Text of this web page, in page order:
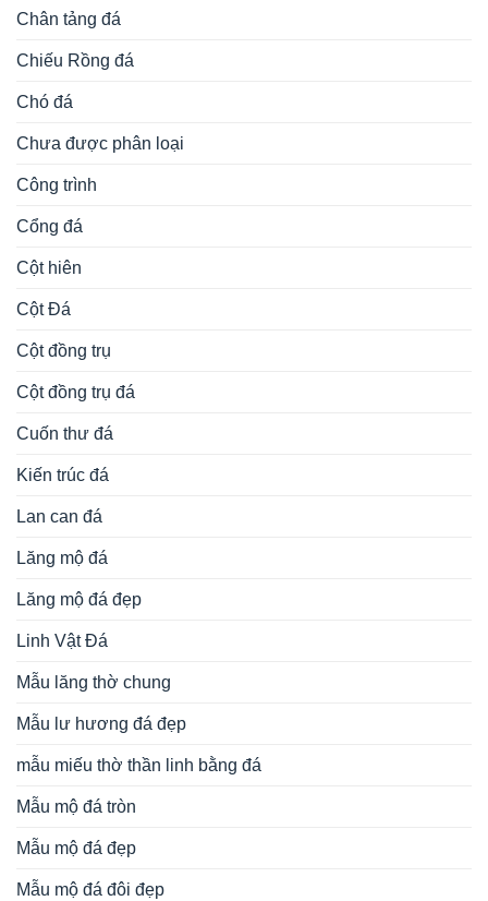
Chân tảng đá
Chiếu Rồng đá
Chó đá
Chưa được phân loại
Công trình
Cổng đá
Cột hiên
Cột Đá
Cột đồng trụ
Cột đồng trụ đá
Cuốn thư đá
Kiến trúc đá
Lan can đá
Lăng mộ đá
Lăng mộ đá đẹp
Linh Vật Đá
Mẫu lăng thờ chung
Mẫu lư hương đá đẹp
mẫu miếu thờ thần linh bằng đá
Mẫu mộ đá tròn
Mẫu mộ đá đẹp
Mẫu mộ đá đôi đẹp